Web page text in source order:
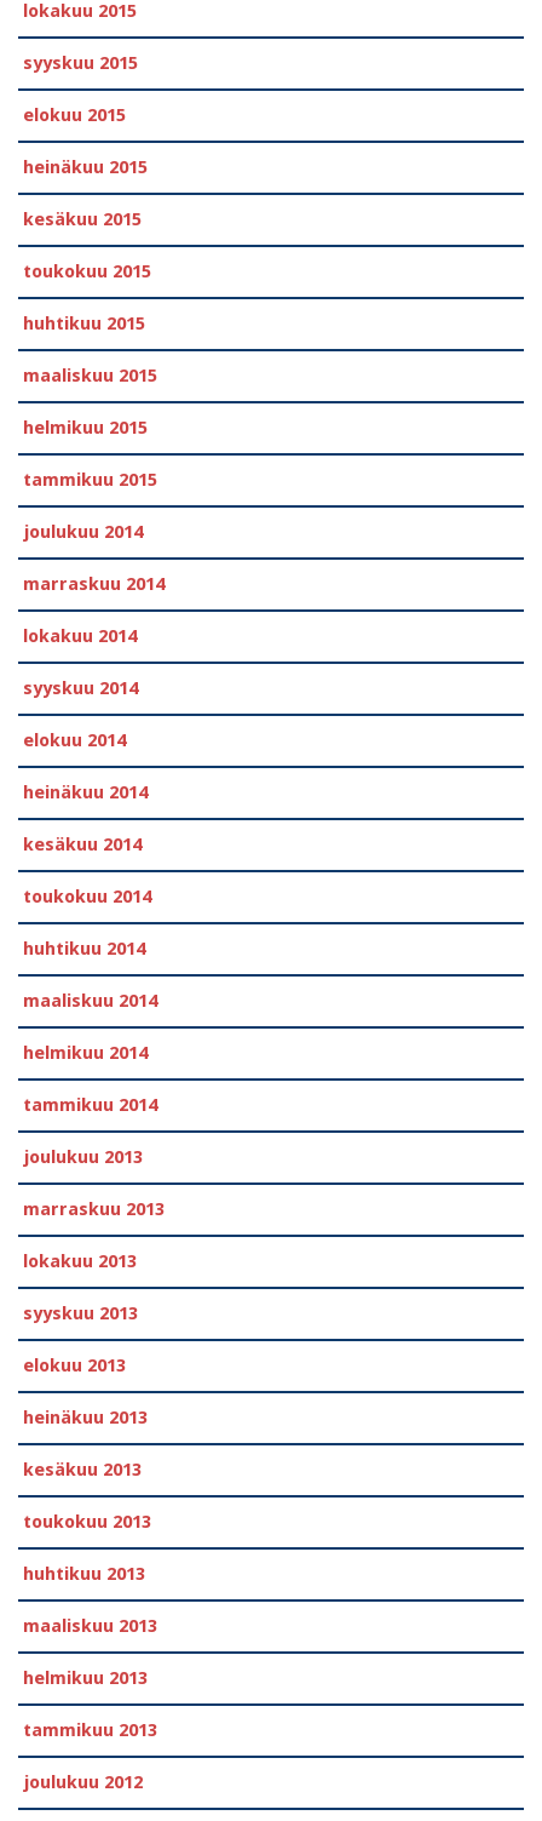
lokakuu 2015
syyskuu 2015
elokuu 2015
heinäkuu 2015
kesäkuu 2015
toukokuu 2015
huhtikuu 2015
maaliskuu 2015
helmikuu 2015
tammikuu 2015
joulukuu 2014
marraskuu 2014
lokakuu 2014
syyskuu 2014
elokuu 2014
heinäkuu 2014
kesäkuu 2014
toukokuu 2014
huhtikuu 2014
maaliskuu 2014
helmikuu 2014
tammikuu 2014
joulukuu 2013
marraskuu 2013
lokakuu 2013
syyskuu 2013
elokuu 2013
heinäkuu 2013
kesäkuu 2013
toukokuu 2013
huhtikuu 2013
maaliskuu 2013
helmikuu 2013
tammikuu 2013
joulukuu 2012